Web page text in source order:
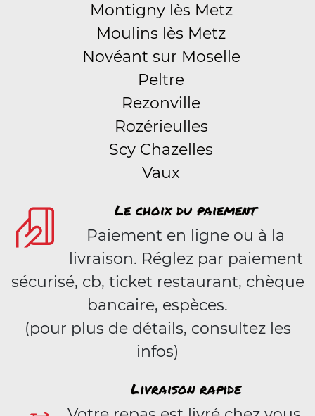
Montigny lès Metz
Moulins lès Metz
Novéant sur Moselle
Peltre
Rezonville
Rozérieulles
Scy Chazelles
Vaux
Le choix du paiement
Paiement en ligne ou à la
livraison. Réglez par paiement
sécurisé, cb, ticket restaurant, chèque
bancaire, espèces.
(pour plus de détails, consultez les
infos)
Livraison rapide